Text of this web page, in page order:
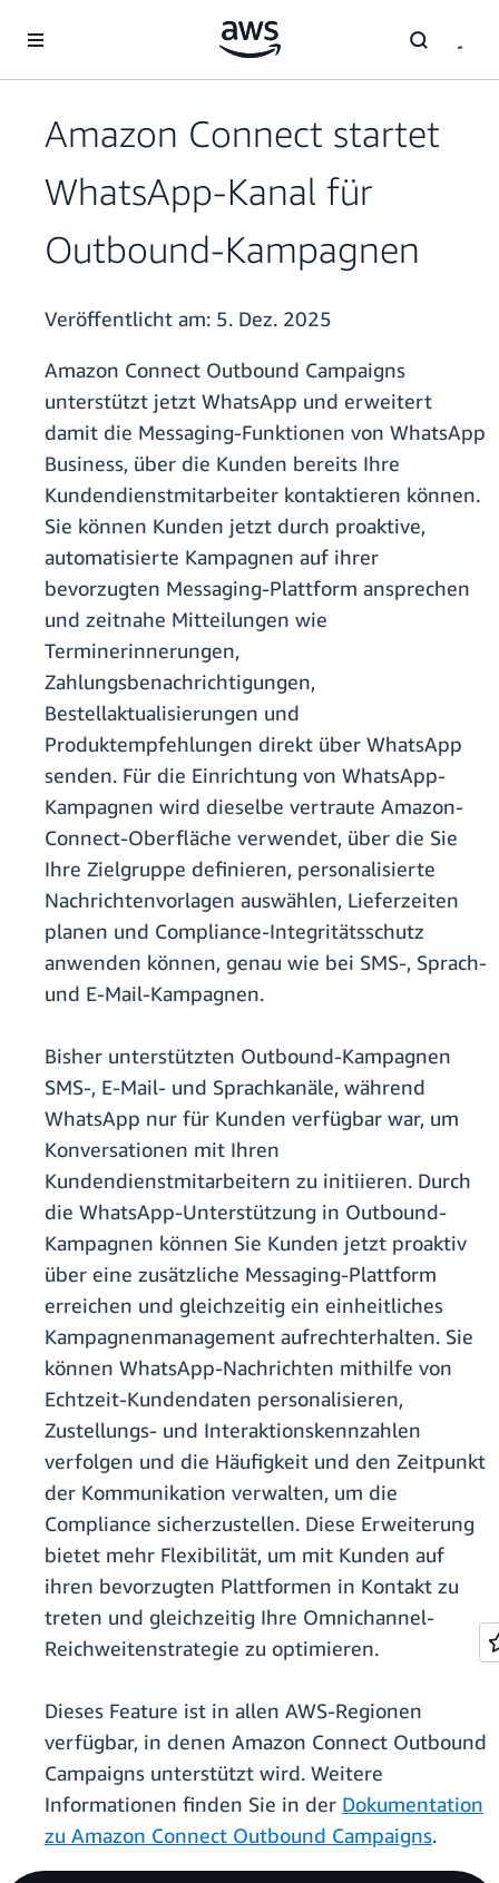
Überspringen zum Hauptinhalt
Amazon Connect startet
WhatsApp-Kanal für
Outbound-Kampagnen
Veröffentlicht am: 5. Dez. 2025
Amazon Connect Outbound Campaigns
unterstützt jetzt WhatsApp und erweitert
damit die Messaging-Funktionen von WhatsApp
Business, über die Kunden bereits Ihre
Kundendienstmitarbeiter kontaktieren können.
Sie können Kunden jetzt durch proaktive,
automatisierte Kampagnen auf ihrer
bevorzugten Messaging-Plattform ansprechen
und zeitnahe Mitteilungen wie
Terminerinnerungen,
Zahlungsbenachrichtigungen,
Bestellaktualisierungen und
Produktempfehlungen direkt über WhatsApp
senden. Für die Einrichtung von WhatsApp-
Kampagnen wird dieselbe vertraute Amazon-
Connect-Oberfläche verwendet, über die Sie
Ihre Zielgruppe definieren, personalisierte
Nachrichtenvorlagen auswählen, Lieferzeiten
planen und Compliance-Integritätsschutz
anwenden können, genau wie bei SMS-, Sprach-
und E-Mail-Kampagnen.
Bisher unterstützten Outbound-Kampagnen
SMS-, E-Mail- und Sprachkanäle, während
WhatsApp nur für Kunden verfügbar war, um
Konversationen mit Ihren
Kundendienstmitarbeitern zu initiieren. Durch
die WhatsApp-Unterstützung in Outbound-
Kampagnen können Sie Kunden jetzt proaktiv
über eine zusätzliche Messaging-Plattform
erreichen und gleichzeitig ein einheitliches
Kampagnenmanagement aufrechterhalten. Sie
können WhatsApp-Nachrichten mithilfe von
Echtzeit-Kundendaten personalisieren,
Zustellungs- und Interaktionskennzahlen
verfolgen und die Häufigkeit und den Zeitpunkt
der Kommunikation verwalten, um die
Compliance sicherzustellen. Diese Erweiterung
bietet mehr Flexibilität, um mit Kunden auf
ihren bevorzugten Plattformen in Kontakt zu
treten und gleichzeitig Ihre Omnichannel-
Reichweitenstrategie zu optimieren.
Dieses Feature ist in allen AWS-Regionen
verfügbar, in denen Amazon Connect Outbound
Campaigns unterstützt wird. Weitere
Informationen finden Sie in der Dokumentation
zu Amazon Connect Outbound Campaigns.